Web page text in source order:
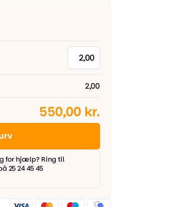
2,00
550,00 kr.
for hjælp? Ring til
25 24 45 45